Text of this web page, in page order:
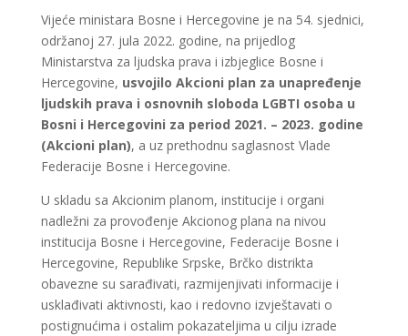
Vijeće ministara Bosne i Hercegovine je na 54. sjednici,
održanoj 27. jula 2022. godine, na prijedlog
Ministarstva za ljudska prava i izbjeglice Bosne i
Hercegovine, usvojilo Akcioni plan za unapređenje
ljudskih prava i osnovnih sloboda LGBTI osoba u
Bosni i Hercegovini za period 2021. – 2023. godine
(Akcioni plan), a uz prethodnu saglasnost Vlade
Federacije Bosne i Hercegovine.
U skladu sa Akcionim planom, institucije i organi
nadležni za provođenje Akcionog plana na nivou
institucija Bosne i Hercegovine, Federacije Bosne i
Hercegovine, Republike Srpske, Brčko distrikta
obavezne su sarađivati, razmijenjivati informacije i
usklađivati aktivnosti, kao i redovno izvještavati o
postignućima i ostalim pokazateljima u cilju izrade